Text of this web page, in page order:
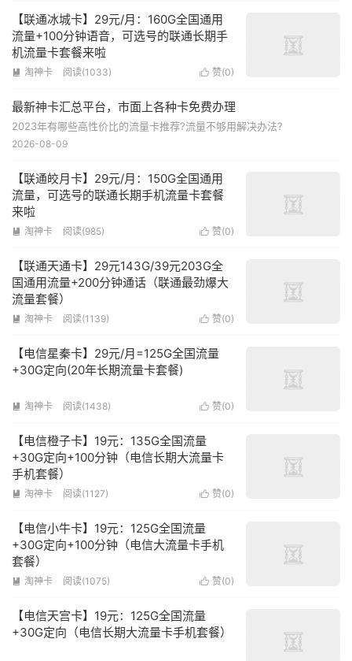
【联通冰城卡】29元/月：160G全国通用
流量+100分钟语音，可选号的联通长期手
机流量卡套餐来啦
 赞(0)
 淘神卡 阅读(1033)
最新神卡汇总平台，市面上各种卡免费办理
2023年有哪些高性价比的流量卡推荐?流量不够用解决办法?
2026-08-09
【联通皎月卡】29元/月：150G全国通用
流量，可选号的联通长期手机流量卡套餐
来啦
 赞(0)
 淘神卡 阅读(985)
【联通天通卡】29元143G/39元203G全
国通用流量+200分钟通话（联通最劲爆大
流量套餐）
 赞(0)
 淘神卡 阅读(1139)
【电信星秦卡】29元/月=125G全国流量
+30G定向(20年长期流量卡套餐)
 赞(0)
 淘神卡 阅读(1438)
【电信橙子卡】19元：135G全国流量
+30G定向+100分钟（电信长期大流量卡
手机套餐）
 赞(0)
 淘神卡 阅读(1127)
【电信小牛卡】19元：125G全国流量
+30G定向+100分钟（电信大流量卡手机
套餐）
 赞(0)
 淘神卡 阅读(1075)
【电信天宫卡】19元：125G全国流量
+30G定向（电信长期大流量卡手机套餐）